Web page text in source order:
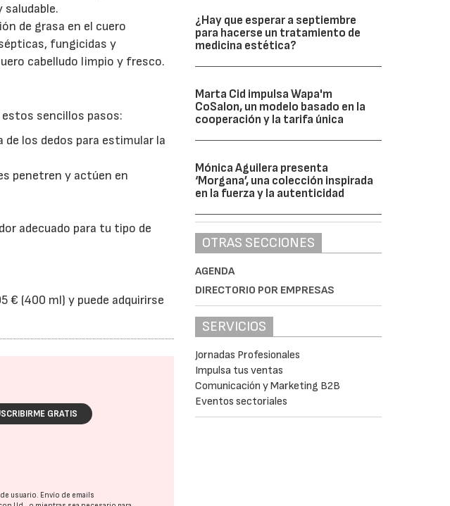
saludable.
de grasa en el cuero
fungicidas y
cabelludo limpio y fresco.
sencillos pasos:
los dedos para estimular la
penetren y actúen en
adecuado para tu tipo de
€ (400 ml) y puede adquirirse
GRATIS
usuario. Envío de emails
¿Hay que esperar a septiembre
para hacerse un tratamiento de
medicina estética?
Marta Cid impulsa Wapa'm
CoSalon, un modelo basado en la
cooperación y la tarifa única
Mónica Aguilera presenta
‘Morgana’, una colección inspirada
en la fuerza y la autenticidad
OTRAS SECCIONES
AGENDA
DIRECTORIO POR EMPRESAS
SERVICIOS
Jornadas Profesionales
Impulsa tus ventas
Comunicación y Marketing B2B
Eventos sectoriales